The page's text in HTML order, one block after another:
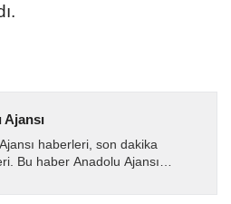
haberleri, son dakika
Bu haber Anadolu Ajansı
geçilen tüm...